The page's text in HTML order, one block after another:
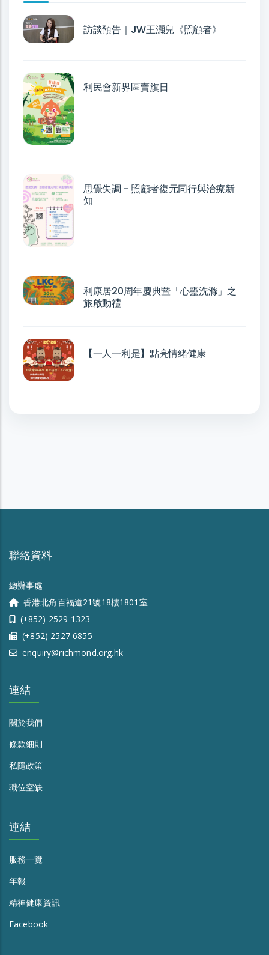
訪談預告｜JW王灝兒《照顧者》
利民會新界區賣旗日
思覺失調 - 照顧者復元同行與治療新
知
利康居20周年慶典暨「心靈洗滌」之
旅啟動禮
【一人一利是】點亮情緒健康
聯絡資料
總辦事處
香港北角百福道21號18樓1801室
(+852) 2529 1323
(+852) 2527 6855
enquiry@richmond.org.hk
連結
關於我們
條款細則
私隱政策
職位空缺
連結
服務一覽
年報
精神健康資訊
Facebook